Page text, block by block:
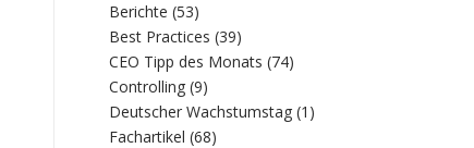
Berichte (53)
Best Practices (39)
CEO Tipp des Monats (74)
Controlling (9)
Deutscher Wachstumstag (1)
Fachartikel (68)